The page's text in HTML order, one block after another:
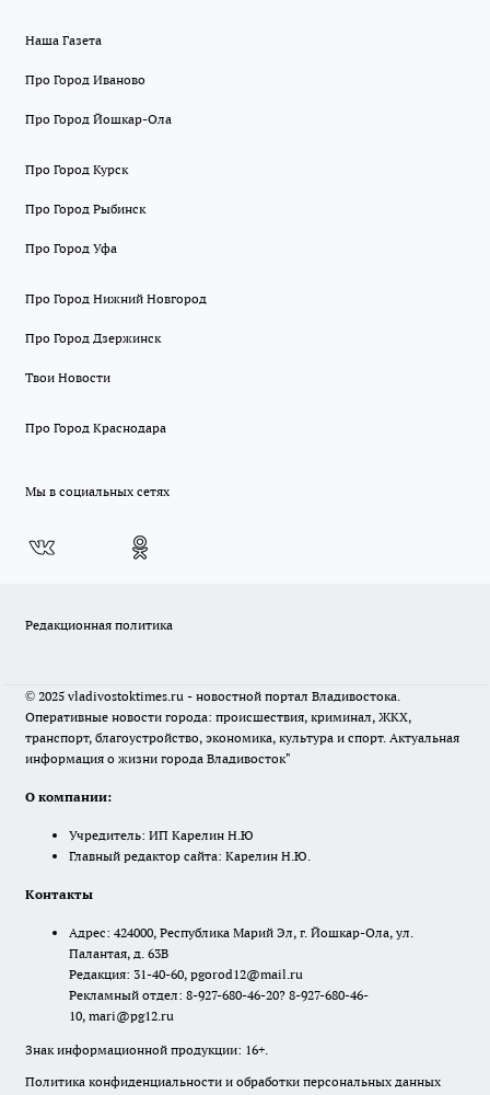
Наша Газета
Про Город Иваново
Про Город Йошкар-Ола
Про Город Курск
Про Город Рыбинск
Про Город Уфа
Про Город Нижний Новгород
Про Город Дзержинск
Твои Новости
Про Город Краснодара
Мы в социальных сетях
Редакционная политика
© 2025 vladivostoktimes.ru - новостной портал Владивостока.
Оперативные новости города: происшествия, криминал, ЖКХ,
транспорт, благоустройство, экономика, культура и спорт. Актуальная
информация о жизни города Владивосток"
О компании:
Учредитель: ИП Карелин Н.Ю
Главный редактор сайта: Карелин Н.Ю.
Контакты
Адрес: 424000, Республика Марий Эл, г. Йошкар-Ола, ул.
Палантая, д. 63В
Редакция: 31-40-60, pgorod12@mail.ru
Рекламный отдел: 8-927-680-46-20? 8-927-680-46-
10, mari@pg12.ru
Знак информационной продукции: 16+.
Политика конфиденциальности и обработки персональных данных